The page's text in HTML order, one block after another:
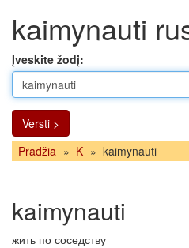
kaimynauti
Įveskite žodį:
Versti >
Pradžia » K » kaimynauti
kaimynauti
жить по соседству